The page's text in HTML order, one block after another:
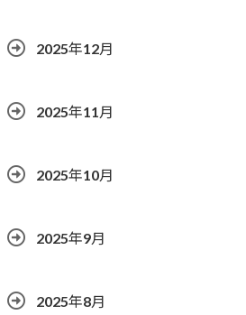
2025年12月
2025年11月
2025年10月
2025年9月
2025年8月